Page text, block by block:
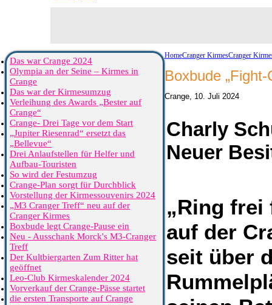
HomeCranger KirmesCranger
Boxbude
Crange, 10. Juli 2024
Charly
Neuer
„Ring
auf der
seit über
Das war Crange 2024
Olympia an der Seine – Kirmes in
Crange
Das war der Kirmesumzug
Verleihung des Awards „Bester auf
Crange“
Crange- Drei Tage vor dem Start
„Jupiter Riesenrad“ ersetzt das
„Bellevue“
Drei Anlaufstellen für Helfer und
Aufbau-Touristen
So wird der Festumzug
Crange-Plan sorgt für Durchblick
Vorstellung der Kirmessouvenirs 2024
„M3 Cranger Treff“ neu auf der
Cranger Kirmes
Boxbude legt Crange-Pause ein
Neu - Ausschank Morck's M3-Cranger
Treff
Der Kultbiergarten Zum Ritter hat
geöffnet
Leo-Club Kirmeskalender 2024
Vorverkauf der Crange-Pässe startet
die ersten Transporte auf Crange